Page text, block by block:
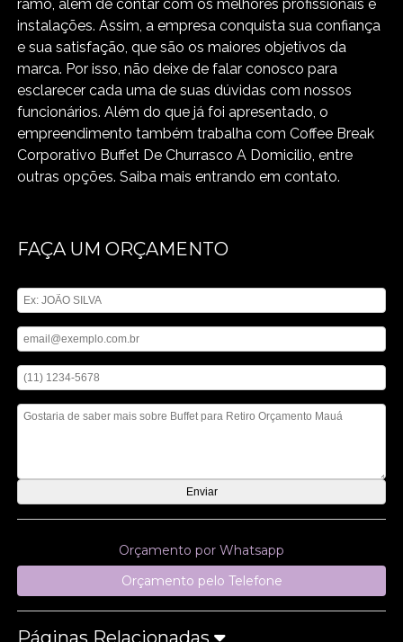
ramo, além de contar com os melhores profissionais e
instalações. Assim, a empresa conquista sua confiança
e sua satisfação, que são os maiores objetivos da
marca. Por isso, não deixe de falar conosco para
esclarecer cada uma de suas dúvidas com nossos
funcionários. Além do que já foi apresentado, o
empreendimento também trabalha com Coffee Break
Corporativo Buffet De Churrasco A Domicilio, entre
outras opções. Saiba mais entrando em contato.
FAÇA UM ORÇAMENTO
Orçamento por Whatsapp
Orçamento pelo Telefone